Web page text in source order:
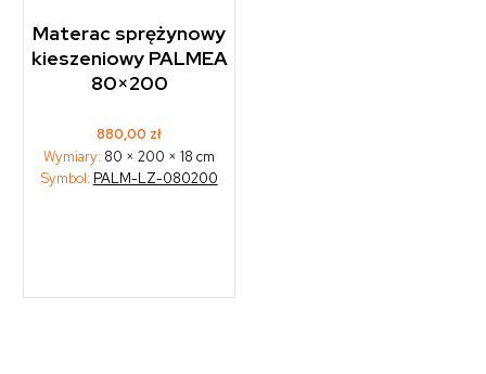
Materac sprężynowy
kieszeniowy PALMEA
80×200
880,00 zł
Wymiary: 80 × 200 × 18 cm
Symbol: PALM-LZ-080200